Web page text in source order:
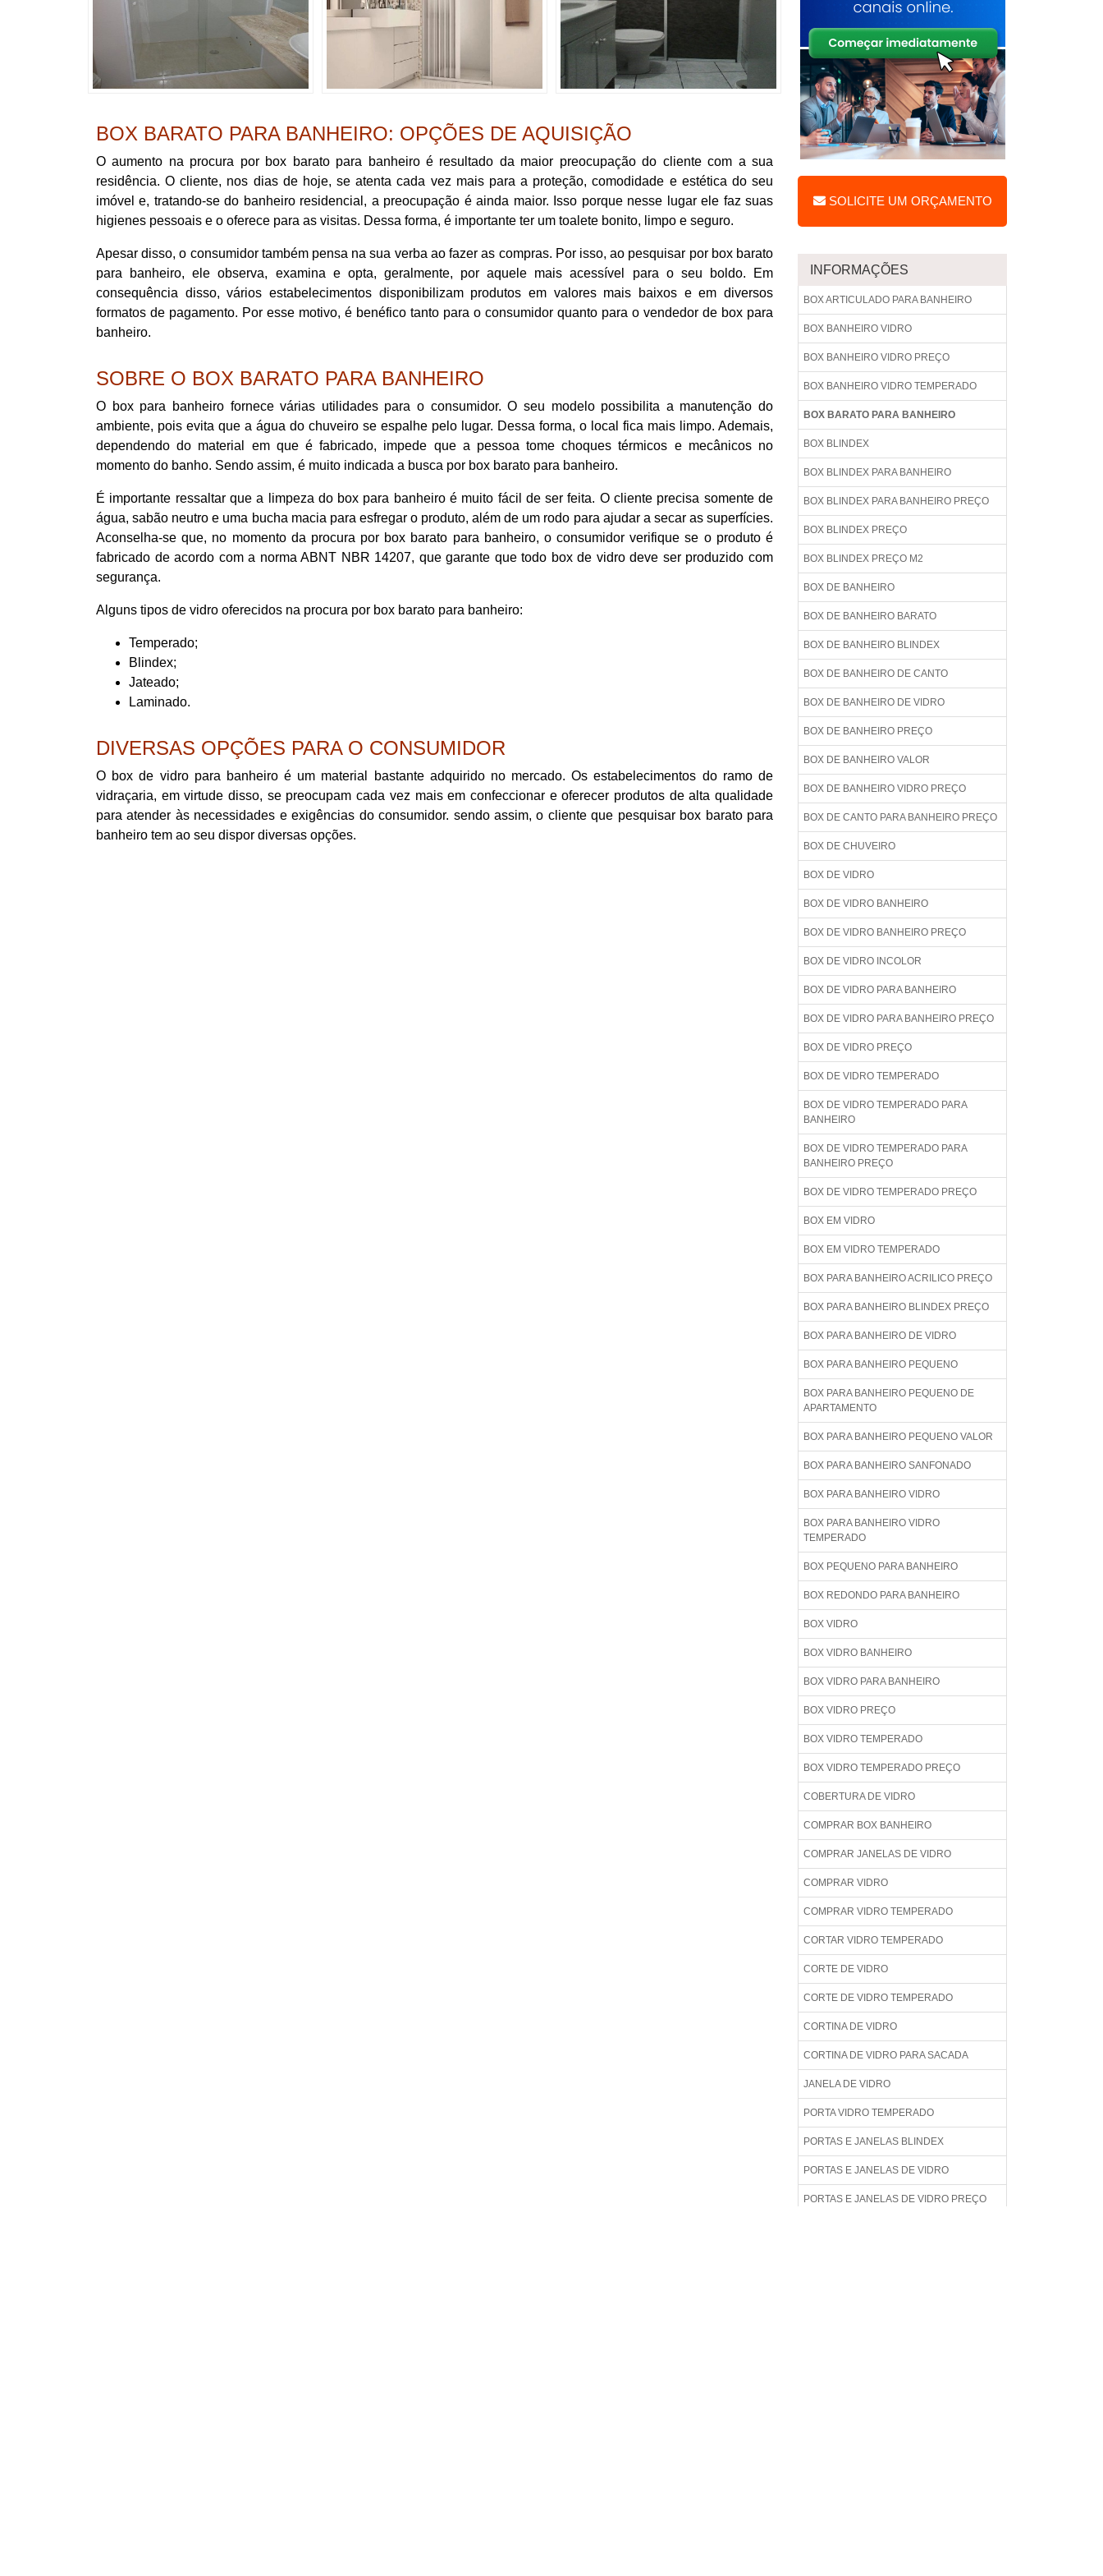
BOX BARATO PARA BANHEIRO: OPÇÕES DE AQUISIÇÃO
O aumento na procura por box barato para banheiro é resultado da maior preocupação do cliente com a sua
residência. O cliente, nos dias de hoje, se atenta cada vez mais para a proteção, comodidade e estética do seu
imóvel e, tratando-se do banheiro residencial, a preocupação é ainda maior. Isso porque nesse lugar ele faz suas
higienes pessoais e o oferece para as visitas. Dessa forma, é importante ter um toalete bonito, limpo e seguro.
Apesar disso, o consumidor também pensa na sua verba ao fazer as compras. Por isso, ao pesquisar por box barato
para banheiro, ele observa, examina e opta, geralmente, por aquele mais acessível para o seu boldo. Em
consequência disso, vários estabelecimentos disponibilizam produtos em valores mais baixos e em diversos
formatos de pagamento. Por esse motivo, é benéfico tanto para o consumidor quanto para o vendedor de box para
banheiro.
SOBRE O BOX BARATO PARA BANHEIRO
O box para banheiro fornece várias utilidades para o consumidor. O seu modelo possibilita a manutenção do
ambiente, pois evita que a água do chuveiro se espalhe pelo lugar. Dessa forma, o local fica mais limpo. Ademais,
dependendo do material em que é fabricado, impede que a pessoa tome choques térmicos e mecânicos no
momento do banho. Sendo assim, é muito indicada a busca por box barato para banheiro.
É importante ressaltar que a limpeza do box para banheiro é muito fácil de ser feita. O cliente precisa somente de
água, sabão neutro e uma bucha macia para esfregar o produto, além de um rodo para ajudar a secar as superfícies.
Aconselha-se que, no momento da procura por box barato para banheiro, o consumidor verifique se o produto é
fabricado de acordo com a norma ABNT NBR 14207, que garante que todo box de vidro deve ser produzido com
segurança.
Alguns tipos de vidro oferecidos na procura por box barato para banheiro:
Temperado;
Blindex;
Jateado;
Laminado.
DIVERSAS OPÇÕES PARA O CONSUMIDOR
O box de vidro para banheiro é um material bastante adquirido no mercado. Os estabelecimentos do ramo de
vidraçaria, em virtude disso, se preocupam cada vez mais em confeccionar e oferecer produtos de alta qualidade
para atender às necessidades e exigências do consumidor. sendo assim, o cliente que pesquisar box barato para
banheiro tem ao seu dispor diversas opções.
SOLICITE UM ORÇAMENTO
INFORMAÇÕES
BOX ARTICULADO PARA BANHEIRO
BOX BANHEIRO VIDRO
BOX BANHEIRO VIDRO PREÇO
BOX BANHEIRO VIDRO TEMPERADO
BOX BARATO PARA BANHEIRO
BOX BLINDEX
BOX BLINDEX PARA BANHEIRO
BOX BLINDEX PARA BANHEIRO PREÇO
BOX BLINDEX PREÇO
BOX BLINDEX PREÇO M2
BOX DE BANHEIRO
BOX DE BANHEIRO BARATO
BOX DE BANHEIRO BLINDEX
BOX DE BANHEIRO DE CANTO
BOX DE BANHEIRO DE VIDRO
BOX DE BANHEIRO PREÇO
BOX DE BANHEIRO VALOR
BOX DE BANHEIRO VIDRO PREÇO
BOX DE CANTO PARA BANHEIRO PREÇO
BOX DE CHUVEIRO
BOX DE VIDRO
BOX DE VIDRO BANHEIRO
BOX DE VIDRO BANHEIRO PREÇO
BOX DE VIDRO INCOLOR
BOX DE VIDRO PARA BANHEIRO
BOX DE VIDRO PARA BANHEIRO PREÇO
BOX DE VIDRO PREÇO
BOX DE VIDRO TEMPERADO
BOX DE VIDRO TEMPERADO PARA
BANHEIRO
BOX DE VIDRO TEMPERADO PARA
BANHEIRO PREÇO
BOX DE VIDRO TEMPERADO PREÇO
BOX EM VIDRO
BOX EM VIDRO TEMPERADO
BOX PARA BANHEIRO ACRILICO PREÇO
BOX PARA BANHEIRO BLINDEX PREÇO
BOX PARA BANHEIRO DE VIDRO
BOX PARA BANHEIRO PEQUENO
BOX PARA BANHEIRO PEQUENO DE
APARTAMENTO
BOX PARA BANHEIRO PEQUENO VALOR
BOX PARA BANHEIRO SANFONADO
BOX PARA BANHEIRO VIDRO
BOX PARA BANHEIRO VIDRO
TEMPERADO
BOX PEQUENO PARA BANHEIRO
BOX REDONDO PARA BANHEIRO
BOX VIDRO
BOX VIDRO BANHEIRO
BOX VIDRO PARA BANHEIRO
BOX VIDRO PREÇO
BOX VIDRO TEMPERADO
BOX VIDRO TEMPERADO PREÇO
COBERTURA DE VIDRO
COMPRAR BOX BANHEIRO
COMPRAR JANELAS DE VIDRO
COMPRAR VIDRO
COMPRAR VIDRO TEMPERADO
CORTAR VIDRO TEMPERADO
CORTE DE VIDRO
CORTE DE VIDRO TEMPERADO
CORTINA DE VIDRO
CORTINA DE VIDRO PARA SACADA
JANELA DE VIDRO
PORTA VIDRO TEMPERADO
PORTAS E JANELAS BLINDEX
PORTAS E JANELAS DE VIDRO
PORTAS E JANELAS DE VIDRO PREÇO